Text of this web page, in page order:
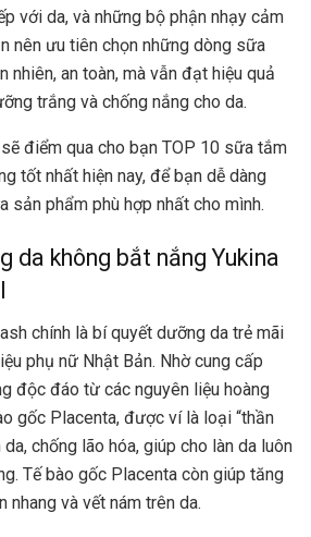
với da, và những bộ phận nhạy cảm
nên ưu tiên chọn những dòng sữa
nhiên, an toàn, mà vẫn đạt hiệu quả
trắng và chống nắng cho da.
điểm qua cho bạn TOP 10 sữa tắm
tốt nhất hiện nay, để bạn dễ dàng
sản phẩm phù hợp nhất cho mình.
da không bắt nắng Yukina
chính là bí quyết dưỡng da trẻ mãi
phụ nữ Nhật Bản. Nhờ cung cấp
độc đáo từ các nguyên liệu hoàng
gốc Placenta, được ví là loại “thần
chống lão hóa, giúp cho làn da luôn
Tế bào gốc Placenta còn giúp tăng
nhang và vết nám trên da.